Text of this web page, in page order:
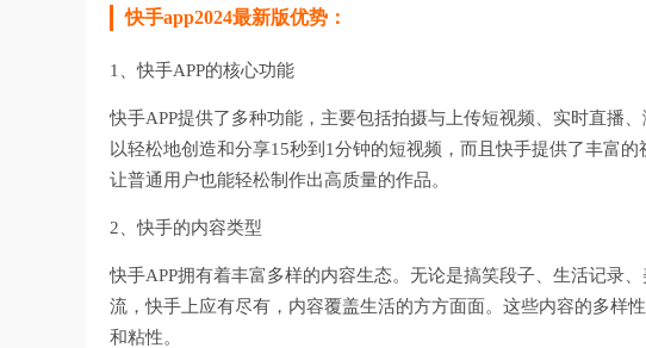
快手app2024最新版优势：
1、快手APP的核心功能
快手APP提供了多种功能，主要包括拍摄与上传短视频、实时直播
以轻松地创造和分享15秒到1分钟的短视频，而且快手提供了丰富
让普通用户也能轻松制作出高质量的作品。
2、快手的内容类型
快手APP拥有着丰富多样的内容生态。无论是搞笑段子、生活记录
流，快手上应有尽有，内容覆盖生活的方方面面。这些内容的多样
和粘性。